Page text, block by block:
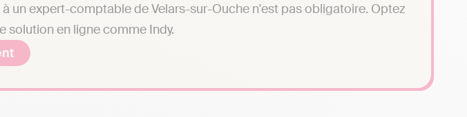
un expert-comptable de Velars-sur-Ouche n'est pas obligatoire. Optez
solution en ligne comme Indy.